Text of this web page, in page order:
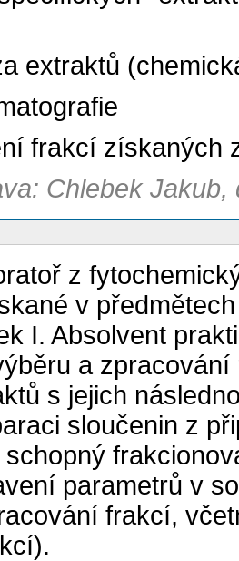
extraktů
frakcí získaných
Chlebek
z
v
I. Absolvent
a
s jejich
sloučenin z
schopný
parametrů v
frakcí,